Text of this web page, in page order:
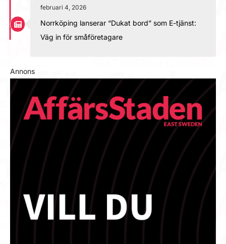
februari 4, 2026
Norrköping lanserar “Dukat bord” som E-tjänst:
Väg in för småföretagare
Annons